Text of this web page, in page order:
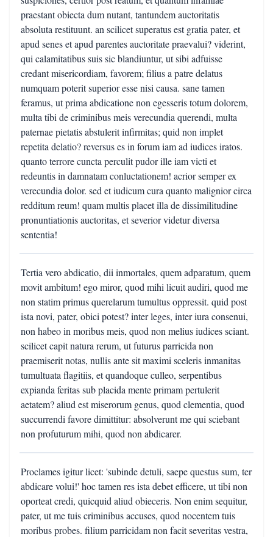
praestant obiecta dum nutant, tantundem auctoritatis
absoluta restituunt. an scilicet superatus est gratia pater, et
apud senes et apud parentes auctoritate praevalui? viderint,
qui calamitatibus suis sic blandiuntur, ut sibi adfuisse
credant misericordiam, favorem; filius a patre delatus
numquam poterit superior esse nisi causa. sane tamen
feramus, ut prima abdicatione non egesseris totum dolorem,
multa tibi de criminibus meis verecundia querendi, multa
paternae pietatis abstulerit infirmitas; quid non implet
repetita delatio? reversus es in forum iam ad iudices iratos.
quanto terrore cuncta perculit pudor ille iam victi et
redeuntis in damnatam conluctationem! acrior semper ex
verecundia dolor. sed et iudicum cura quanto malignior circa
redditum reum! quam multis placet illa de dissimilitudine
pronuntiationis auctoritas, et severior videtur diversa
sententia!
Tertia vero abdicatio, dii inmortales, quem adparatum, quem
movit ambitum! ego miror, quod mihi licuit audiri, quod me
non statim primus querelarum tumultus oppressit. quid post
ista novi, pater, obici potest? inter leges, inter iura consenui,
non habeo in moribus meis, quod non melius iudices sciant.
scilicet capit natura rerum, ut futurus parricida non
praemiserit notas, nullis ante sit maximi sceleris inmanitas
tumultuata flagitiis, et quandoque culleo, serpentibus
expianda feritas sub placida mente primam pertulerit
aetatem? aliud est miserorum genus, quod clementia, quod
succurrendi favore dimittitur: absolverunt me qui sciebant
non profuturum mihi, quod non abdicarer.
Proclames igitur licet: 'subinde detuli, saepe questus sum, ter
abdicare volui!' hoc tamen res ista debet efficere, ut tibi non
oporteat credi, quicquid aliud obieceris. Non enim sequitur,
pater, ut me tuis criminibus accuses, quod nocentem tuis
moribus probes. filium parricidam non facit severitas vestra,